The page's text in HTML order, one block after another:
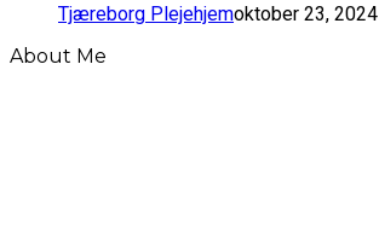
Tjæreborg Plejehjemoktober 23, 2024
About Me